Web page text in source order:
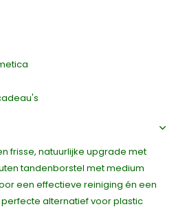
frisse, natuurlijke upgrade met
tandenborstel met medium
een effectieve reiniging én een
alternatief voor plastic